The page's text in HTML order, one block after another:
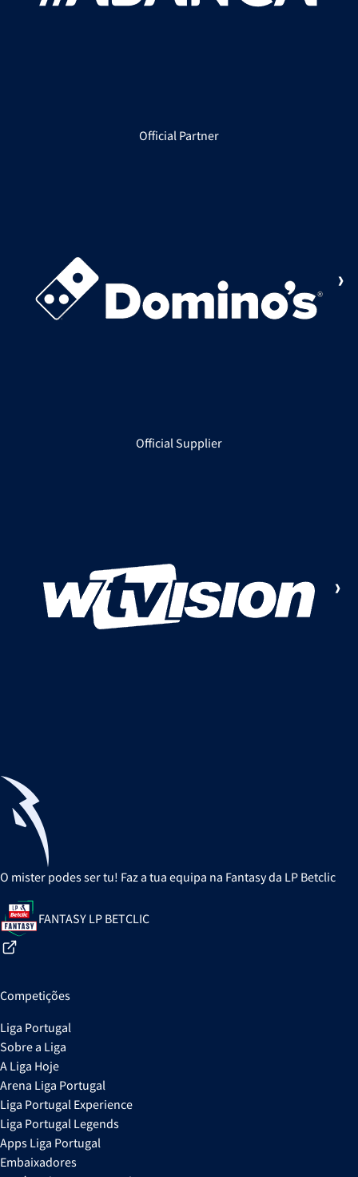
Official Partner
Official Supplier
O mister podes ser tu! Faz a tua equipa na Fantasy da LP Betclic
FANTASY LP BETCLIC
Competições
Liga Portugal
Sobre a Liga
A Liga Hoje
Arena Liga Portugal
Liga Portugal Experience
Liga Portugal Legends
Apps Liga Portugal
Embaixadores